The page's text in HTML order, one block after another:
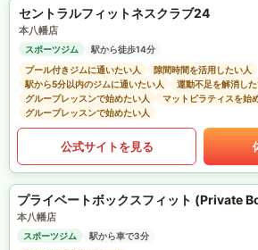
セントラルフィットネスクラブ24
本八幡店
スポーツジム
駅から徒歩14分
プール付きジムに通いたい人
隙間時間を活用したい人
駅から5分以内のジムに通いたい人
運動不足を解消し
グループレッスンで始めたい人
マットピラティスを始
グループレッスンで始めたい人
公式サイトを見る
本八幡店
スポーツジム
駅から車で3分